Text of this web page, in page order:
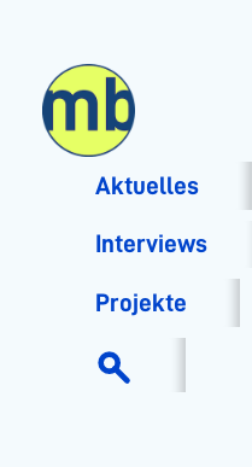
Aktuelles
Interviews
Projekte